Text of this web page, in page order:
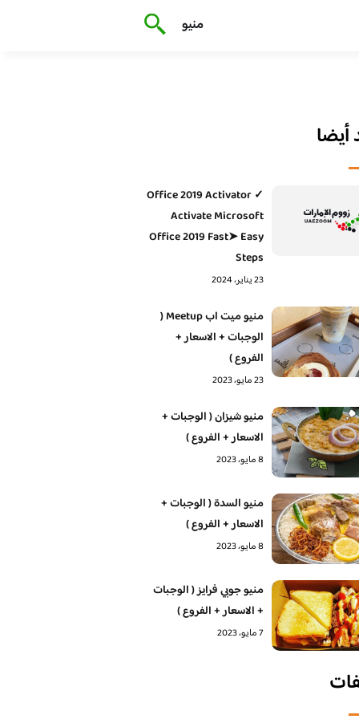
منيو
Office 2019 Activator ✓
Activate Microsoft
Office 2019 Fast➤ Easy
Steps
23 يناير، 2024
منيو ميت اب Meetup (
الوجبات + الاسعار +
الفروع )
23 مايو، 2023
منيو شيزان ( الوجبات +
الاسعار + الفروع )
8 مايو، 2023
منيو السدة ( الوجبات +
الاسعار + الفروع )
8 مايو، 2023
منيو جوبي فرايز ( الوجبات
+ الاسعار + الفروع )
7 مايو، 2023